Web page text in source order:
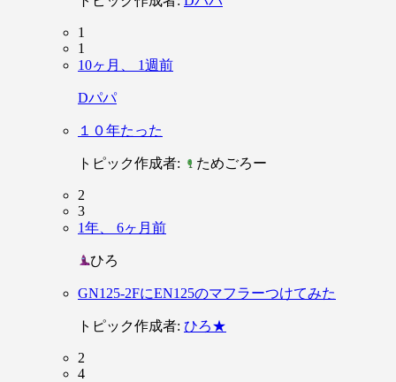
1
1
10ヶ月、 1週前
Dパパ
１０年たった
トピック作成者: ためごろー
2
3
1年、 6ヶ月前
ひろ
GN125-2FにEN125のマフラーつけてみた
トピック作成者: ひろ★
2
4